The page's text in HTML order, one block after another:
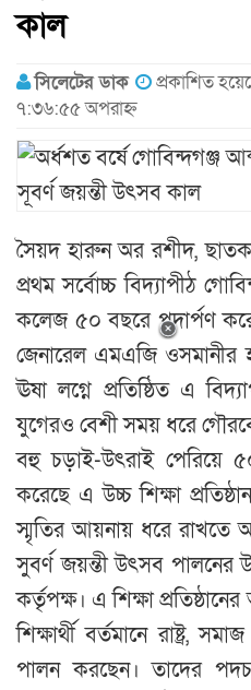
কাল
সিলেটের ডাক
প্রকাশিত
৭:৩৬:৫৫ অপরাহ্ন
সৈয়দ হারুন অর রশীদ,
প্রথম সর্বোচ্চ বিদ্যাপীঠ
কলেজ ৫০ বছরে পদার্পণ
জেনারেল এমএজি ওসমানীর
ঊষা লগ্নে প্রতিষ্ঠিত এ
যুগেরও বেশী সময় ধরে
বহু চড়াই-উৎরাই পেরিয়ে
করেছে এ উচ্চ শিক্ষা
স্মৃতির আয়নায় ধরে রাখতে
সুবর্ণ জয়ন্তী উৎসব
কর্তৃপক্ষ। এ শিক্ষা
শিক্ষার্থী বর্তমানে রাষ্ট্র,
পালন করছেন। তাদের